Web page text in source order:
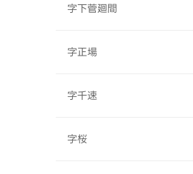
字下菅廻間
字正場
字千速
字桜